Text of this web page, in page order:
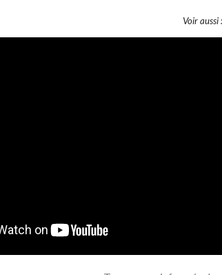
Voir aussi :